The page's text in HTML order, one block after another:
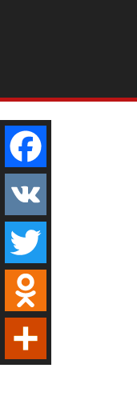
Facebook
VK
Twitter
Odnoklassniki